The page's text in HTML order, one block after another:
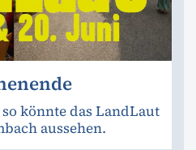
könnte das LandLaut
aussehen.